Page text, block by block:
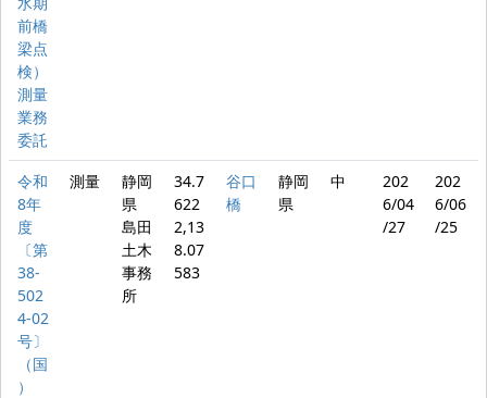
前橋
梁点
検）
測量
業務
委託
令和
8年
度
〔第
38-
502
4-02
号〕
（国
）
測量
静岡
県
島田
土木
事務
所
34.7
622
2,13
8.07
583
谷口
橋
静岡
県
中
202
6/04
/27
202
6/06
/25